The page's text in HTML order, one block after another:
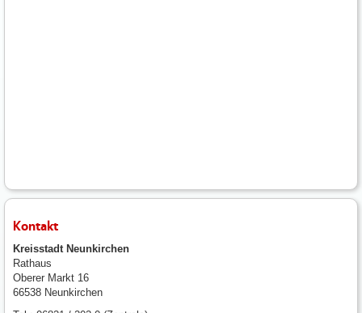
Kontakt
Kreisstadt Neunkirchen
Rathaus
Oberer Markt 16
66538 Neunkirchen